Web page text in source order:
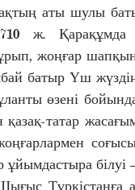
аты шулы
ж.
жоңғар
батыр Үш
өзені
қазақ-татар
ұйымдастыра
Түркістанға